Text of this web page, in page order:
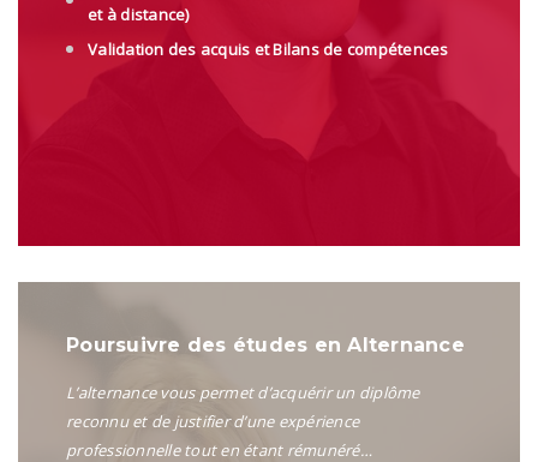
et à distance)
Validation des acquis etBilans de compétences
Poursuivre des études en Alternance
L’alternance vous permet d’acquérir un diplôme
reconnu et de justifier d’une expérience
professionnelle tout en étant rémunéré…